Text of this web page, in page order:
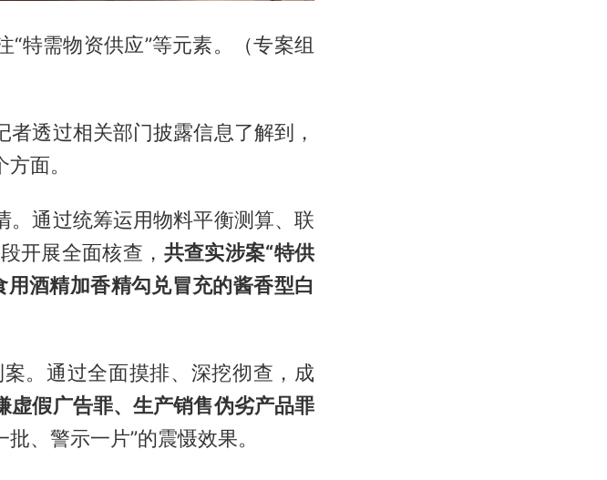
“特需物资供应”等元素。（专案组
透过相关部门披露信息了解到，
面。
。通过统筹运用物料平衡测算、联
开展全面核查， 共查实涉案“特供
酒精加香精勾兑冒充的酱香型白
。通过全面摸排、深挖彻查，成
虚假广告罪、生产销售伪劣产品罪
批、警示一片”的震慑效果。